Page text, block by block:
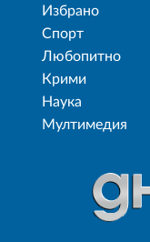
Избрано
Спорт
Любопитно
Крими
Наука
Мултимедия